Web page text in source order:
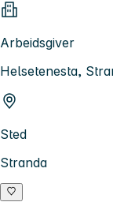
Arbeidsgiver
Helsetenesta,
Sted
Stranda